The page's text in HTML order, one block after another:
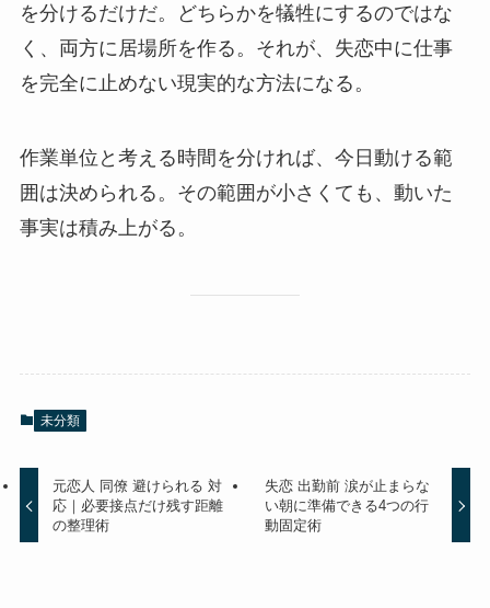
を分けるだけだ。どちらかを犠牲にするのではな
く、両方に居場所を作る。それが、失恋中に仕事
を完全に止めない現実的な方法になる。
作業単位と考える時間を分ければ、今日動ける範
囲は決められる。その範囲が小さくても、動いた
事実は積み上がる。
未分類
元恋人 同僚 避けられる 対
応｜必要接点だけ残す距離
の整理術
失恋 出勤前 涙が止まらな
い朝に準備できる4つの行
動固定術